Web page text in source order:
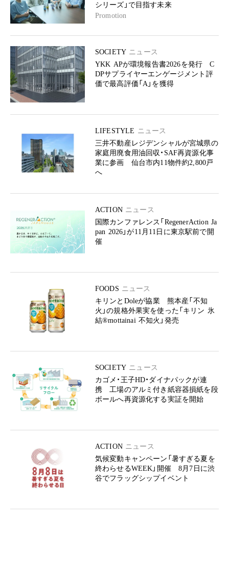
シリーズ」で目指す未来
Promotion
SOCIETY ニュース
YKK APが環境報告書2026を発行 C
DPサプライヤーエンゲージメント評
価で最高評価「A」を獲得
LIFESTYLE ニュース
三井不動産レジデンシャルが宮城県の
家庭用廃食用油回収・SAF再資源化事
業に参画 仙台市内11物件約2,800戸
へ
ACTION ニュース
国際カンファレンス「RegenerAction Ja
pan 2026」が11月11日に東京駅前で開
催
FOODS ニュース
キリンとDoleが協業 熊本産「不知
火」の規格外果実を使った「キリン 氷
結®mottainai 不知火」発売
SOCIETY ニュース
カゴメ・王子HD・ダイナパックが連
携 工場のアルミ付き紙容器損紙を段
ボールへ再資源化する実証を開始
ACTION ニュース
気候変動キャンペーン「暑すぎる夏を
終わらせるWEEK」開催 8月7日に渋
谷でフラッグシップイベント